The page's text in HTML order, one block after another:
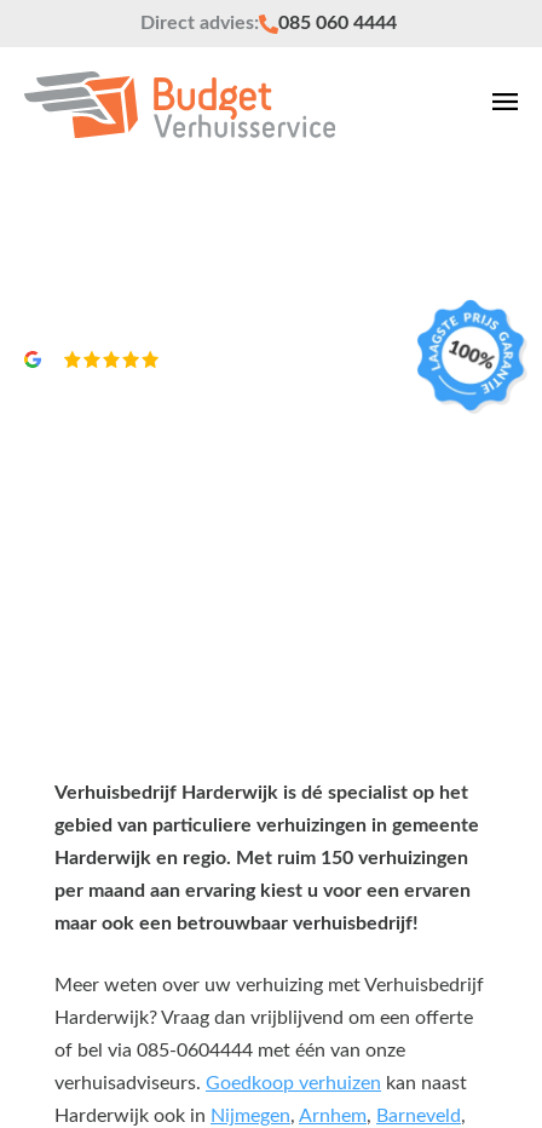
Direct advies: 085 060 4444
Verhuisbedrijf Harderwijk is dé specialist op het
gebied van particuliere verhuizingen in gemeente
Harderwijk en regio. Met ruim 150 verhuizingen
per maand aan ervaring kiest u voor een ervaren
maar ook een betrouwbaar verhuisbedrijf!
Meer weten over uw verhuizing met Verhuisbedrijf
Harderwijk? Vraag dan vrijblijvend om een offerte
of bel via 085-0604444 met één van onze
verhuisadviseurs. Goedkoop verhuizen kan naast
Harderwijk ook in Nijmegen, Arnhem, Barneveld,